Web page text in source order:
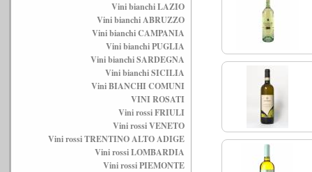
Vini bianchi LAZIO
Vini bianchi ABRUZZO
Vini bianchi CAMPANIA
Vini bianchi PUGLIA
Vini bianchi SARDEGNA
Vini bianchi SICILIA
Vini BIANCHI COMUNI
VINI ROSATI
Vini rossi FRIULI
Vini rossi VENETO
Vini rossi TRENTINO ALTO ADIGE
Vini rossi LOMBARDIA
Vini rossi PIEMONTE